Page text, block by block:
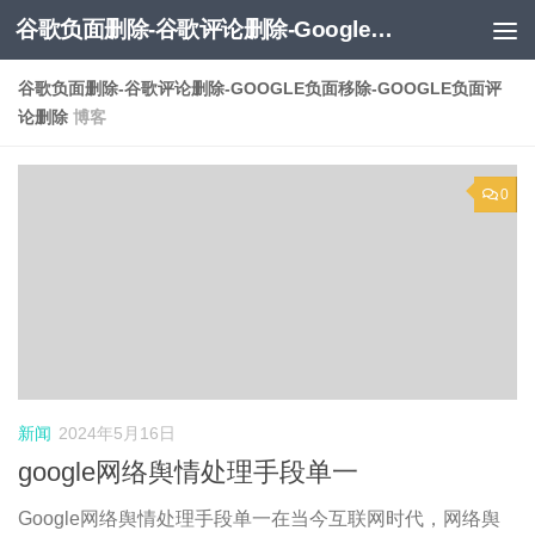
跳至内容 谷歌负面删除-谷歌评论删除-Google负面移除-Google负面评论删除
谷歌负面删除-谷歌评论删除-GOOGLE负面移除-GOOGLE负面评
论删除 博客
0
新闻 2024年5月16日
google网络舆情处理手段单一
Google网络舆情处理手段单一在当今互联网时代，网络舆